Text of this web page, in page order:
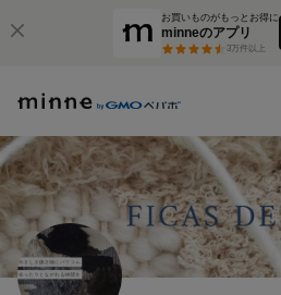
お買いものがもっとお得に
minneのアプリ
3万件以上